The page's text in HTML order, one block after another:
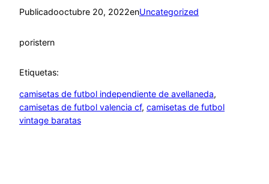
Publicadooctubre 20, 2022enUncategorized
poristern
Etiquetas:
camisetas de futbol independiente de avellaneda
camisetas de futbol valencia cf, camisetas de futbol
vintage baratas